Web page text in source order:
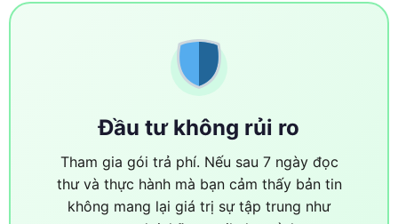
Đầu tư không rủi ro
Tham gia gói trả phí. Nếu sau 7 ngày đọc
thư và thực hành mà bạn cảm thấy bản tin
không mang lại giá trị sự tập trung như